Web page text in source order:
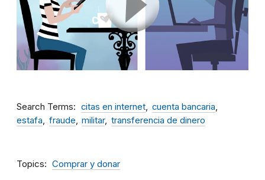
Search Terms citas en internet
cuenta bancaria
estafa
fraude militar transferencia de dinero
Topics Comprar y donar